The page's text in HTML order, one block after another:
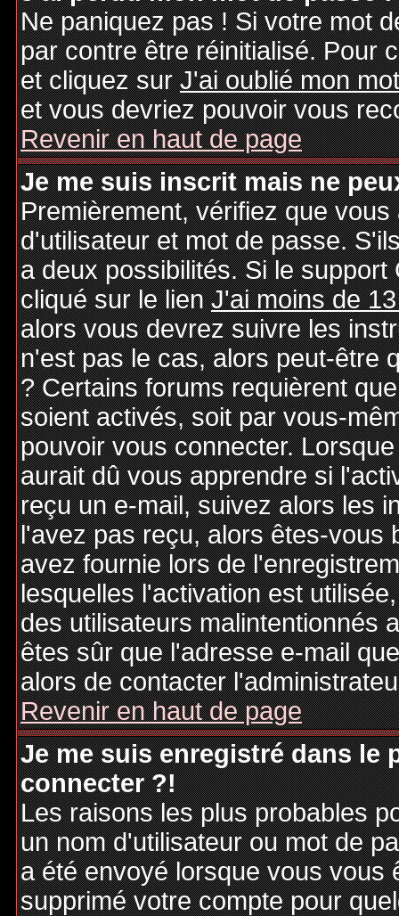
Ne paniquez pas ! Si votre mot
par contre être réinitialisé. Pour
et cliquez surJ'ai oublié mon
et vous devriez pouvoir vous
Revenir en haut de page
Je me suis inscrit mais ne
Premièrement, vérifiez que
d'utilisateur et mot de passe.
a deux possibilités. Si le
cliqué sur le lienJ'ai moins de
alors vous devrez suivre les
n'est pas le cas, alors peut-être
? Certains forums requièrent
soient activés, soit par vous-
pouvoir vous connecter.
aurait dû vous apprendre si
reçu un e-mail, suivez alors les
l'avez pas reçu, alors êtes-vous
avez fournie lors de
lesquelles l'activation est
des utilisateurs malintentionnés
êtes sûr que l'adresse e-mail
alors de contacter
Revenir en haut de page
Je me suis enregistré dans le
connecter ?!
Les raisons les plus probables
un nom d'utilisateur ou mot de
a été envoyé lorsque vous vous
supprimé votre compte pour